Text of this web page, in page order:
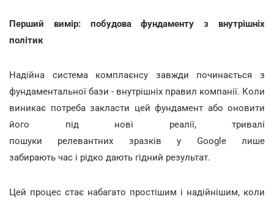
Перший вимір: побудова фундаменту з внутрішніх
політик
Надійна система комплаєнсу завжди починається з
фундаментальної бази - внутрішніх правил компанії. Коли
виникає потреба закласти цей фундамент або оновити
його під нові реалії, тривалі
пошуки релевантних зразків у Google лише
забирають час і рідко дають гідний результат.
Цей процес стає набагато простішим і надійнішим, коли